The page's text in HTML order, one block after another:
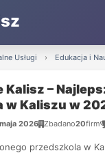
Usługi › Edukacja i
Kalisz –
w Kaliszu w
2026 Zbadano20firm
przedszkola w